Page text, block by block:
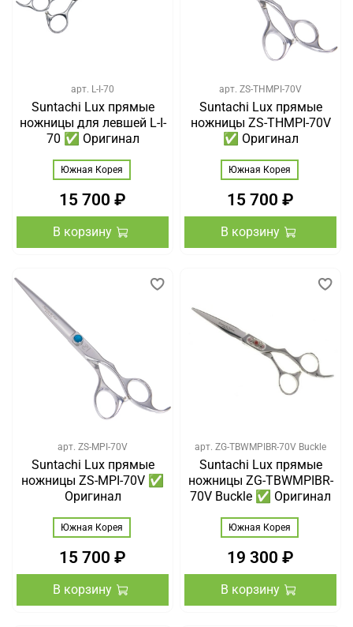
арт. L-I-70
Suntachi Lux прямые
ножницы для левшей L-I-
70 ✅ Оригинал
Южная Корея
15 700 ₽
В корзину
арт. ZS-THMPI-70V
Suntachi Lux прямые
ножницы ZS-THMPI-70V
✅ Оригинал
Южная Корея
15 700 ₽
В корзину
арт. ZS-MPI-70V
Suntachi Lux прямые
ножницы ZS-MPI-70V ✅
Оригинал
Южная Корея
15 700 ₽
В корзину
арт. ZG-TBWMPIBR-70V Buckle
Suntachi Lux прямые
ножницы ZG-TBWMPIBR-
70V Buckle ✅ Оригинал
Южная Корея
19 300 ₽
В корзину